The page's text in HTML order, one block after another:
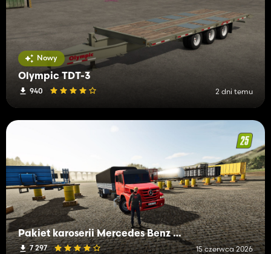
Nowy
Olympic TDT-3
940 2 dni temu
Pakiet karoserii Mercedes Benz ATRON
7 297 15 czerwca 2026